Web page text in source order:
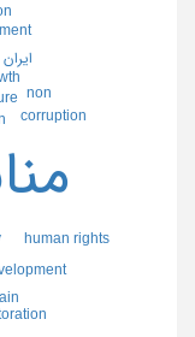
corruption
human rights
non
ايران